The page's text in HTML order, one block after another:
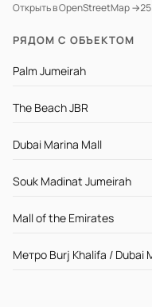
Открыть в OpenStreetMap →
РЯДОМ С ОБЪЕКТОМ
Palm Jumeirah
The Beach JBR
Dubai Marina Mall
Souk Madinat Jumeirah
Mall of the Emirates
Метро Burj Khalifa / Dubai